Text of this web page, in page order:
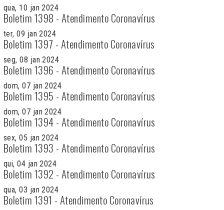
qua, 10 jan 2024
Boletim 1398 - Atendimento Coronavírus
ter, 09 jan 2024
Boletim 1397 - Atendimento Coronavírus
seg, 08 jan 2024
Boletim 1396 - Atendimento Coronavírus
dom, 07 jan 2024
Boletim 1395 - Atendimento Coronavírus
dom, 07 jan 2024
Boletim 1394 - Atendimento Coronavírus
sex, 05 jan 2024
Boletim 1393 - Atendimento Coronavírus
qui, 04 jan 2024
Boletim 1392 - Atendimento Coronavírus
qua, 03 jan 2024
Boletim 1391 - Atendimento Coronavírus